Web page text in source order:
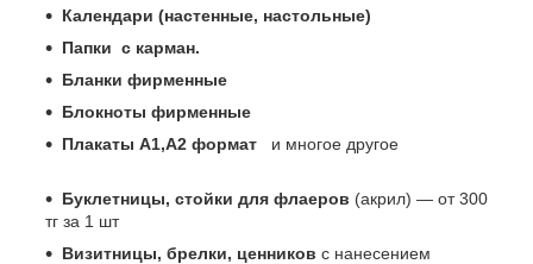
Календари (настенные, настольные)
Папки с карман.
Бланки фирменные
Блокноты фирменные
Плакаты А1,А2 формат и многое другое
Буклетницы, стойки для флаеров (акрил) ― от 300
тг за 1 шт
Визитницы, брелки, ценников с нанесением